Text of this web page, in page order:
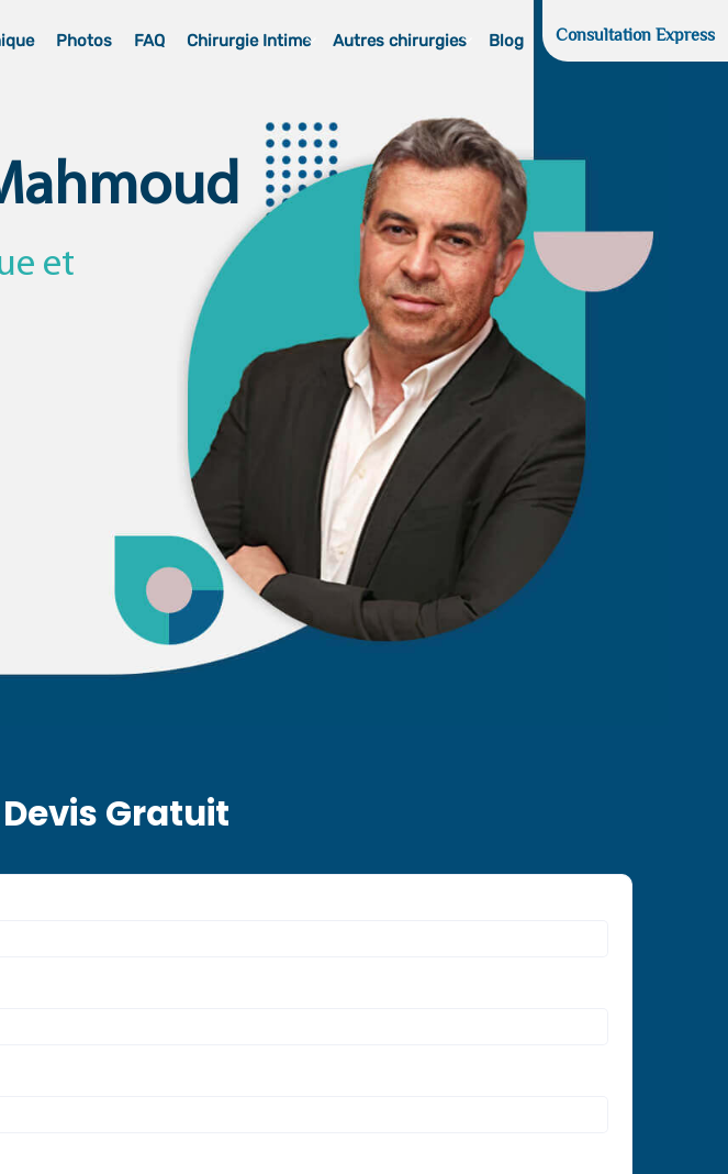
Photos FAQ Chirurgie Intime Autres chirurgies Blog Consultation Express
et
Gratuit